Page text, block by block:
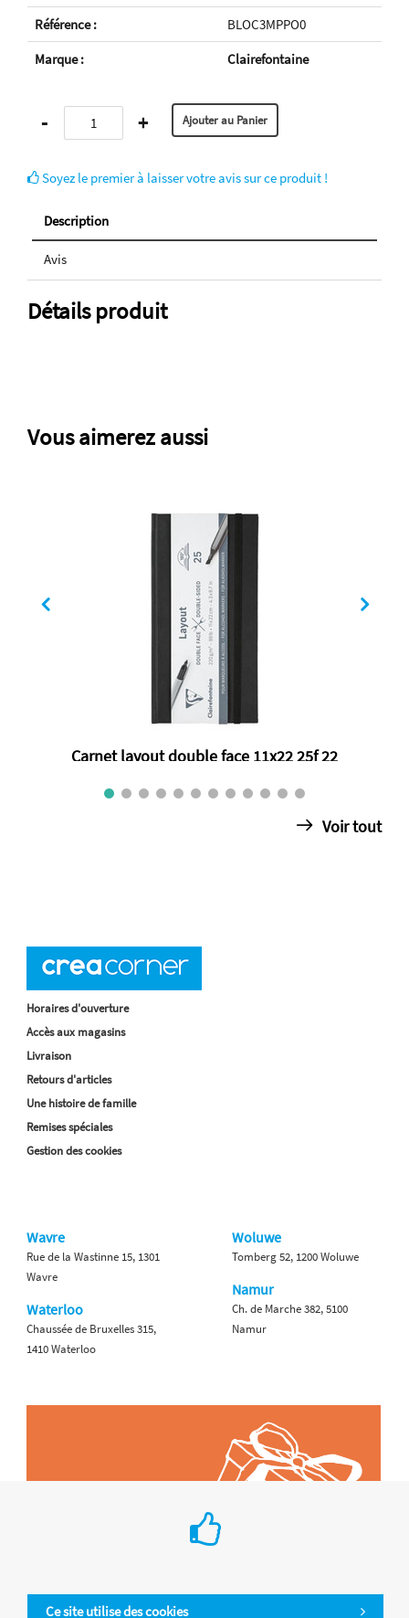
Référence :
BLOC3MPPO0
Marque :
Clairefontaine
- +
Soyez le premier à laisser votre avis sur ce produit !
Description
Avis
Détails produit
Vous aimerez aussi
Carnet layout double face 11x22 25f 22
Voir tout
Ce site utilise des cookies
Horaires d'ouverture
Accès aux magasins
Livraison
Retours d'articles
Une histoire de famille
Remises spéciales
Gestion des cookies
Wavre
Rue de la Wastinne 15, 1301
Wavre
Waterloo
Chaussée de Bruxelles 315,
1410 Waterloo
Woluwe
Tomberg 52, 1200 Woluwe
Namur
Ch. de Marche 382, 5100
Namur